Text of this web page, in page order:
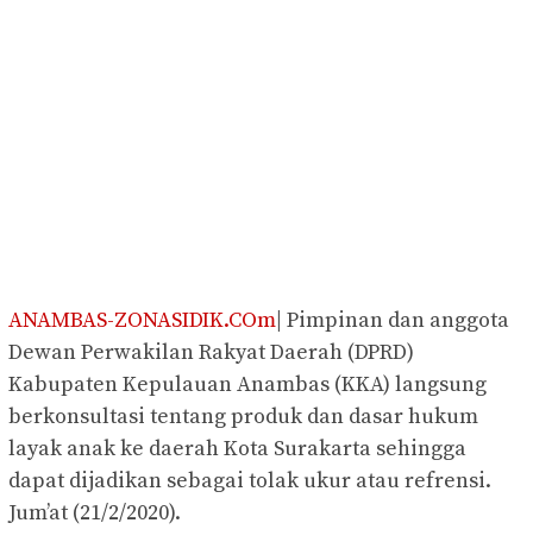
ANAMBAS-ZONASIDIK.COm | Pimpinan dan anggota
Dewan Perwakilan Rakyat Daerah (DPRD)
Kabupaten Kepulauan Anambas (KKA) langsung
berkonsultasi tentang produk dan dasar hukum
layak anak ke daerah Kota Surakarta sehingga
dapat dijadikan sebagai tolak ukur atau refrensi.
Jum’at (21/2/2020).